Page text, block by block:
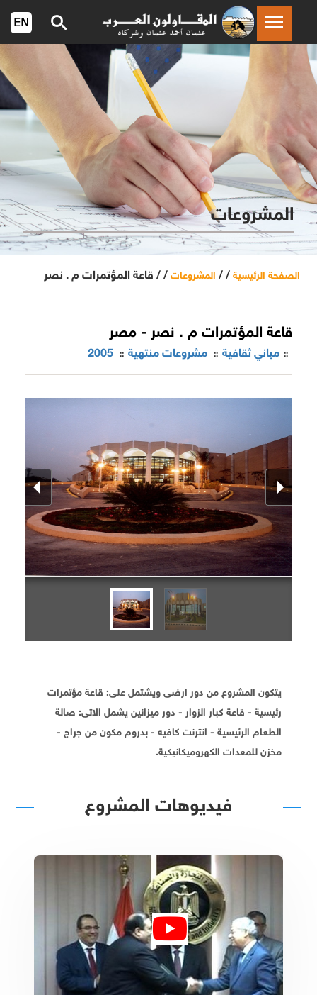
المشروعات
الصفحة الرئيسية / / المشروعات / / قاعة المؤتمرات م . نصر
قاعة المؤتمرات م . نصر - مصر
2005:: مشروعات منتهية:: مباني ثقافية::
يتكون المشروع من دور ارضى ويشتمل على: قاعة مؤتمرات
رئيسية - قاعة كبار الزوار - دور ميزانين يشمل الاتى: صالة
الطعام الرئيسية - انترنت كافيه - بدروم مكون من جراج -
مخزن للمعدات الكهروميكانيكية.
فيديوهات المشروع